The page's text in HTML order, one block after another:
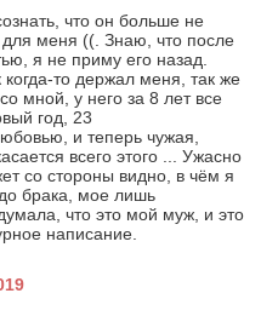
что он больше не
меня ((. Знаю, что после
я не приму его назад.
то держал меня, так же
мной, у него за 8 лет все
год, 23
и теперь чужая,
всего этого ... Ужасно
со стороны видно, в чём я
брака, мое лишь
что это мой муж, и это
написание.